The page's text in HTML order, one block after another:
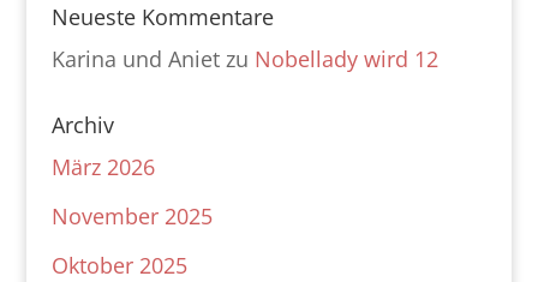
Neueste Kommentare
Karina und Anietzu Nobellady wird 12
Archiv
März 2026
November 2025
Oktober 2025